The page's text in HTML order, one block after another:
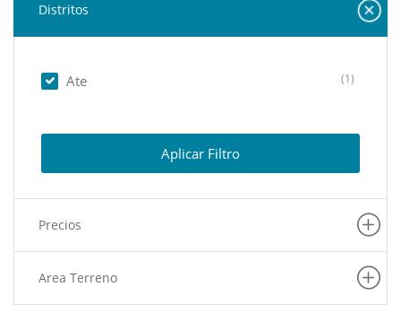
Distritos
Ate (1)
Aplicar Filtro
Precios
Area Terreno